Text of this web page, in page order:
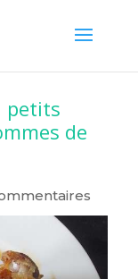
petits
de